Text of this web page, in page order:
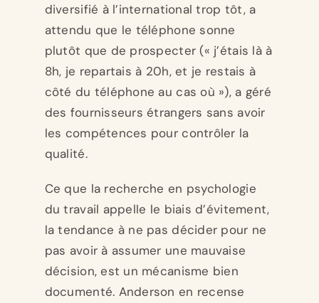
diversifié à l’international trop tôt, a
attendu que le téléphone sonne
plutôt que de prospecter (« j’étais là à
8h, je repartais à 20h, et je restais à
côté du téléphone au cas où »), a géré
des fournisseurs étrangers sans avoir
les compétences pour contrôler la
qualité.
Ce que la recherche en psychologie
du travail appelle le biais d’évitement,
la tendance à ne pas décider pour ne
pas avoir à assumer une mauvaise
décision, est un mécanisme bien
documenté. Anderson en recense